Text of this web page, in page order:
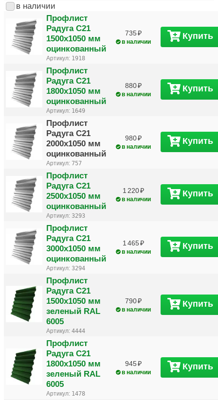
в наличии
Профлист
Радуга С21
1500х1050 мм
оцинкованный
Артикул: 1918
735
в наличии
Купить
Профлист
Радуга С21
1800х1050 мм
оцинкованный
Артикул: 1649
880
в наличии
Купить
Профлист
Радуга С21
2000х1050 мм
оцинкованный
Артикул: 757
980
в наличии
Купить
Профлист
Радуга С21
2500х1050 мм
оцинкованный
Артикул: 3293
1 220
в наличии
Купить
Профлист
Радуга С21
3000х1050 мм
оцинкованный
Артикул: 3294
1 465
в наличии
Купить
Профлист
Радуга С21
1500х1050 мм
зеленый RAL
6005
Артикул: 4444
790
в наличии
Купить
Профлист
Радуга С21
1800х1050 мм
зеленый RAL
6005
Артикул: 1478
945
в наличии
Купить